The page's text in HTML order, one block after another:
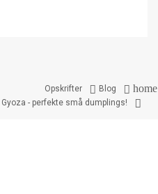
home

Blog

Opskrifter

- perfekte små dumplings!